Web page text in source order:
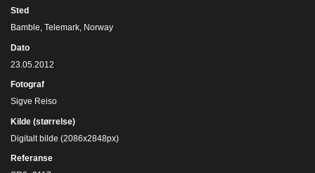
Sted
Bamble, Telemark, Norway
Dato
23.05.2012
Fotograf
Sigve Reiso
Kilde (størrelse)
Digitalt bilde (2086x2848px)
Referanse